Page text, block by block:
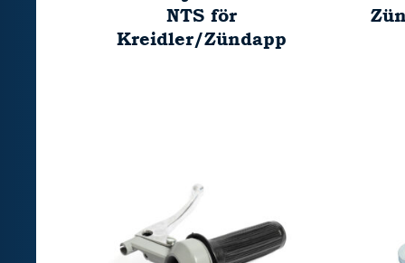
NTS för
Kreidler/Zündapp